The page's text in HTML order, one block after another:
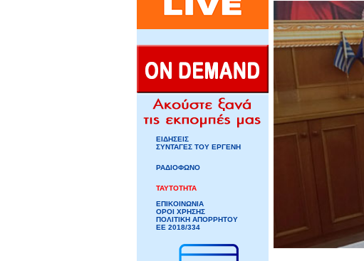
ΕΙΔΗΣΕΙΣ
ΣΥΝΤΑΓΕΣ ΤΟΥ ΕΡΓΕΝΗ
ΡΑΔΙΟΦΩΝΟ
ΤΑΥΤΟΤΗΤΑ
ΕΠΙΚΟΙΝΩΝΙΑ
ΟΡΟΙ ΧΡΗΣΗΣ
ΠΟΛΙΤΙΚΗ ΑΠΟΡΡΗΤΟΥ
ΕΕ 2018/334